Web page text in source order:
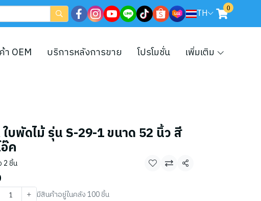
TH 0
OEM บริการหลังการขาย โปรโมชั่น เพิ่มเติม
บพัดไม้ รุ่น S-29-1 ขนาด 52 นิ้ว สี
ค
2 ชิ้น
แชร์
มีสินค้าอยู่ในคลัง 100 ชิ้น